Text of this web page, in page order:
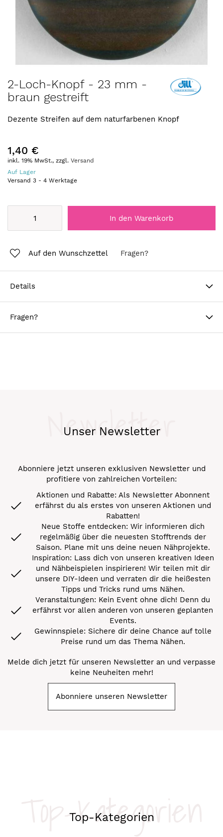
Anfang
der
springen
2-Loch-Knopf - 23 mm -
braun gestreift
Dezente Streifen auf dem naturfarbenen Knopf
1,40 €
inkl. 19% MwSt., zzgl. Versand
Auf Lager
Versand 3 - 4 Werktage
In den Warenkorb
Auf den Wunschzettel Fragen?
Details
Fragen?
Unser Newsletter
Newsletter
Abonniere jetzt unseren exklusiven Newsletter und
profitiere von zahlreichen Vorteilen:
Aktionen und Rabatte: Als Newsletter Abonnent
erfährst du als erstes von unseren Aktionen und
Rabatten!
Neue Stoffe entdecken: Wir informieren dich
regelmäßig über die neuesten Stofftrends der
Saison. Plane mit uns deine neuen Nähprojekte.
Inspiration: Lass dich von unseren kreativen Ideen
und Nähbeispielen inspirieren! Wir teilen mit dir
unsere DIY-Ideen und verraten dir die heißesten
Tipps und Tricks rund ums Nähen.
Veranstaltungen: Kein Event ohne dich! Denn du
erfährst vor allen anderen von unseren geplanten
Events.
Gewinnspiele: Sichere dir deine Chance auf tolle
Preise rund um das Thema Nähen.
Melde dich jetzt für unseren Newsletter an und verpasse
keine Neuheiten mehr!
Abonniere unseren Newsletter
Top-Kategorien
Top-Kategorien